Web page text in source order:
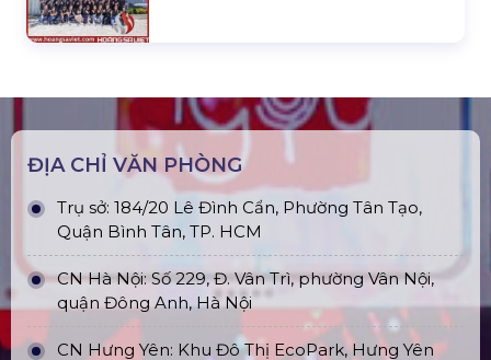
ĐỊA CHỈ VĂN PHÒNG
Trụ sở: 184/20 Lê Đình Cẩn, Phường Tân Tạo,
Quận Bình Tân, TP. HCM
CN Hà Nội: Số 229, Đ. Vân Trì, phường Vân Nội,
quận Đông Anh, Hà Nội
CN Hưng Yên: Khu Đô Thị EcoPark, Hưng Yên